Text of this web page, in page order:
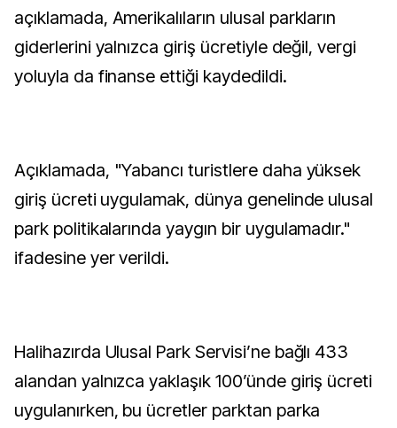
açıklamada, Amerikalıların ulusal parkların
giderlerini yalnızca giriş ücretiyle değil, vergi
yoluyla da finanse ettiği kaydedildi.
Açıklamada, "Yabancı turistlere daha yüksek
giriş ücreti uygulamak, dünya genelinde ulusal
park politikalarında yaygın bir uygulamadır."
ifadesine yer verildi.
Halihazırda Ulusal Park Servisi’ne bağlı 433
alandan yalnızca yaklaşık 100’ünde giriş ücreti
uygulanırken, bu ücretler parktan parka